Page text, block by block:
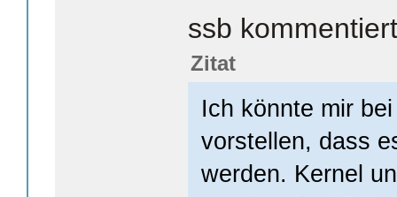
ssb
Zitat
Ich könnte mir
vorstellen, dass
werden. Kernel